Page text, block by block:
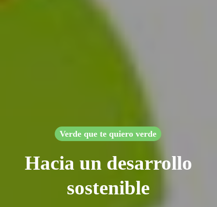
Verde que te quiero verde
Hacia un desarrollo
sostenible